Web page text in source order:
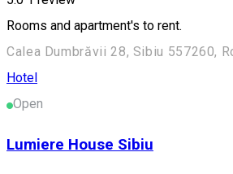
Rooms and apartment's to rent.
Calea Dumbrăvii 28, Sibiu 557260,
Hotel
Open
Lumiere House Sibiu